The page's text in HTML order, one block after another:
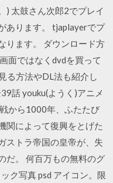
) 太鼓さん次郎2でプレイ
あります。 tjaplayerでプ
ります。 ダウンロード方
面ではなくdvdを買って
る方法やDL法も紹介し
話 youku(ようく)アニメ
から1000年、ふたたび
関によって復興をとげた
ストラ帝国の皇帝が、失
だ。 何百万もの無料のグ
ク写真 psd アイコン。限